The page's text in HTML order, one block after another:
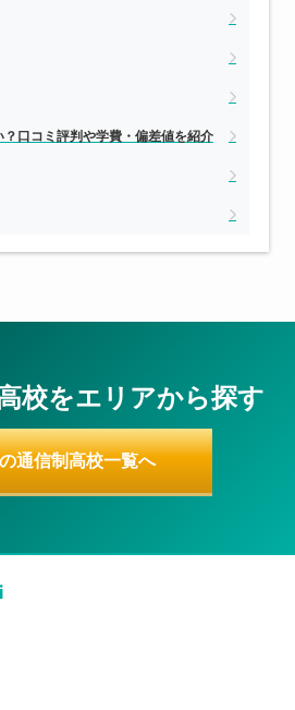
口コミ評判や学費・偏差値を紹介
校をエリアから探す
通信制高校一覧へ